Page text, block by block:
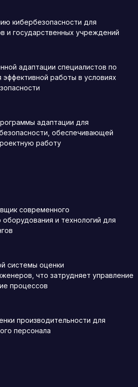
кибербезопасности для
и государственных учреждений
адаптации специалистов по
работы в условиях
адаптации для
обеспечивающей
работу
современного
оборудования и технологий для
системы оценки
что затрудняет управление
процессов
производительности для
персонала